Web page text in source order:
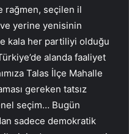
rağmen, seçilen il
yerine yenisinin
kala her partiliyi olduğu
alanda faaliyet
Talas İlçe Mahalle
gereken tatsız
seçim… Bugün
sadece demokratik